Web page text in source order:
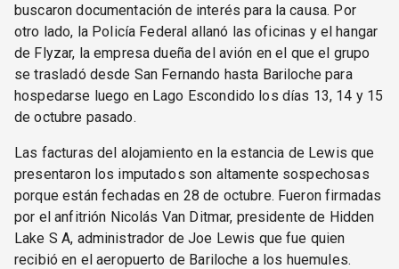
buscaron documentación de interés para la causa. Por
otro lado, la Policía Federal allanó las oficinas y el hangar
de Flyzar, la empresa dueña del avión en el que el grupo
se trasladó desde San Fernando hasta Bariloche para
hospedarse luego en Lago Escondido los días 13, 14 y 15
de octubre pasado.
Las facturas del alojamiento en la estancia de Lewis que
presentaron los imputados son altamente sospechosas
porque están fechadas en 28 de octubre. Fueron firmadas
por el anfitrión Nicolás Van Ditmar, presidente de Hidden
Lake S A, administrador de Joe Lewis que fue quien
recibió en el aeropuerto de Bariloche a los huemules.